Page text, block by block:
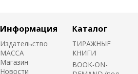
Информация
Издательство
MACCA
Магазин
Новости
Каталог
ТИРАЖНЫЕ
КНИГИ
BOOK-ON-